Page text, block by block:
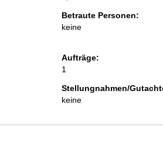
Betraute Personen:
keine
Aufträge:
1
Stellungnahmen/
keine